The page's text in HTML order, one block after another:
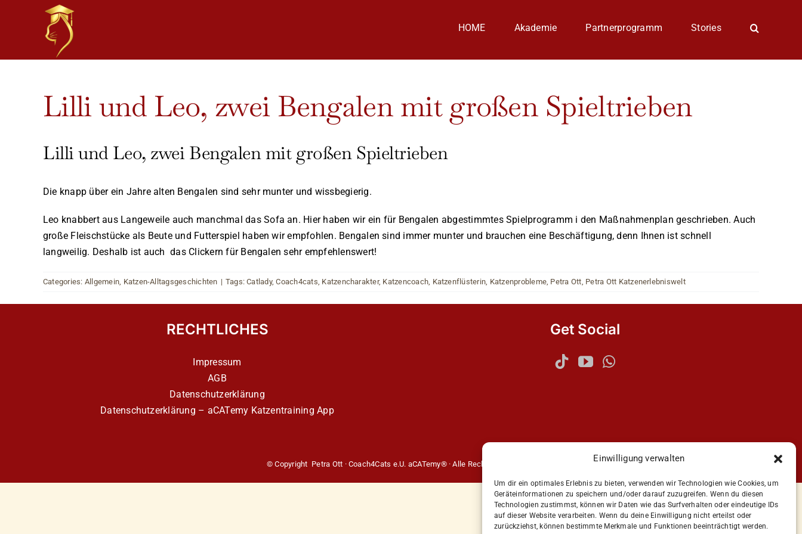
Einwilligung verwalten
Um dir ein optimales Erlebnis zu bieten, verwenden wir Technologien wie Cookies, um
Geräteinformationen zu speichern und/oder darauf zuzugreifen. Wenn du diesen
Technologien zustimmst, können wir Daten wie das Surfverhalten oder eindeutige IDs
auf dieser Website verarbeiten. Wenn du deine Einwilligung nicht erteilst oder
zurückziehst, können bestimmte Merkmale und Funktionen beeinträchtigt werden.
HOME Akademie Partnerprogramm Stories
Larger
Image
Lilli und Leo, zwei Bengalen mit großen Spieltrieben
Lilli und Leo, zwei Bengalen mit großen Spieltrieben
Die knapp über ein Jahre alten Bengalen sind sehr munter und wissbegierig.
Leo knabbert aus Langeweile auch manchmal das Sofa an. Hier haben wir ein für Bengalen abgestimmtes Spielprogramm i den Maßnahmenplan geschrieben. Auch
große Fleischstücke als Beute und Futterspiel haben wir empfohlen. Bengalen sind immer munter und brauchen eine Beschäftigung, denn Ihnen ist schnell
langweilig. Deshalb ist auch das Clickern für Bengalen sehr empfehlenswert!
Categories: Allgemein, Katzen-Alltagsgeschichten | Tags:Catlady,Coach4cats, Katzencharakter, Katzencoach, Katzenflüsterin, Katzenprobleme, Petra Ott, Petra Ott Katzenerlebniswelt
RECHTLICHES
Impressum
AGB
Datenschutzerklärung
Datenschutzerklärung – aCATemy Katzentraining App
Get Social
© Copyright Petra Ott · Coach4Cats e.U. aCATemy® · Alle Rechte vorbehalten